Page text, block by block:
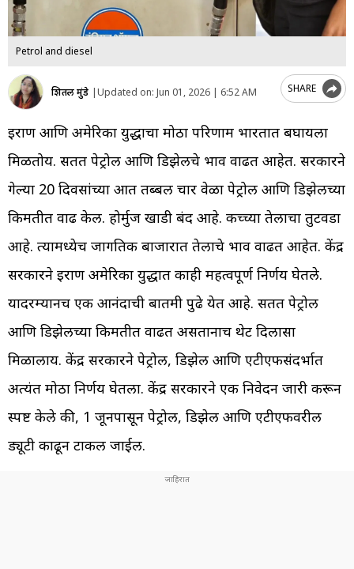
Petrol and diesel
शितल मुंडे |Updated on: Jun 01, 2026 | 6:52 AM SHARE
इराण आणि अमेरिका युद्धाचा मोठा परिणाम भारतात बघायला
मिळतोय. सतत पेट्रोल आणि डिझेलचे भाव वाढत आहेत. सरकारने
गेल्या 20 दिवसांच्या आत तब्बल चार वेळा पेट्रोल आणि डिझेलच्या
किमतीत वाढ केली. होर्मुज खाडी बंद आहे. कच्च्या तेलाचा तुटवडा
आहे. त्यामध्येच जागतिक बाजारात तेलाचे भाव वाढत आहेत. केंद्र
सरकारने इराण अमेरिका युद्धात काही महत्वपूर्ण निर्णय घेतले.
यादरम्यानच एक आनंदाची बातमी पुढे येत आहे. सतत पेट्रोल
आणि डिझेलच्या किमतीत वाढत असतानाच थेट दिलासा
मिळालाय. केंद्र सरकारने पेट्रोल, डिझेल आणि एटीएफसंदर्भात
अत्यंत मोठा निर्णय घेतला. केंद्र सरकारने एक निवेदन जारी करून
स्पष्ट केले की, 1 जूनपासून पेट्रोल, डिझेल आणि एटीएफवरील
ड्यूटी काढून टाकली जाईल.